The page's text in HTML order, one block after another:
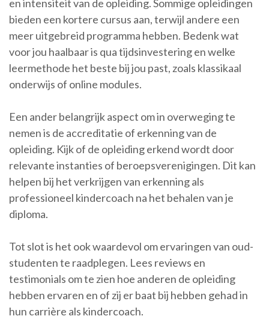
en intensiteit van de opleiding. Sommige opleidingen
bieden een kortere cursus aan, terwijl andere een
meer uitgebreid programma hebben. Bedenk wat
voor jou haalbaar is qua tijdsinvestering en welke
leermethode het beste bij jou past, zoals klassikaal
onderwijs of online modules.
Een ander belangrijk aspect om in overweging te
nemen is de accreditatie of erkenning van de
opleiding. Kijk of de opleiding erkend wordt door
relevante instanties of beroepsverenigingen. Dit kan
helpen bij het verkrijgen van erkenning als
professioneel kindercoach na het behalen van je
diploma.
Tot slot is het ook waardevol om ervaringen van oud-
studenten te raadplegen. Lees reviews en
testimonials om te zien hoe anderen de opleiding
hebben ervaren en of zij er baat bij hebben gehad in
hun carrière als kindercoach.